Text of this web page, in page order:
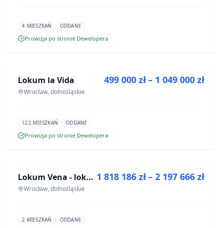
4 MIESZKAŃ ODDANE
Prowizja po stronie Dewelopera
INWESTYCJA
Lokum la Vida
Wrocław, dolnośląskie
499 000 zł – 1 049 000 zł
122 MIESZKAŃ ODDANE
Prowizja po stronie Dewelopera
INWESTYCJA Lokum Vena - lokale użytkowe
Wrocław, dolnośląskie
1 818 186 zł – 2 197 666 zł
2 MIESZKAŃ ODDANE